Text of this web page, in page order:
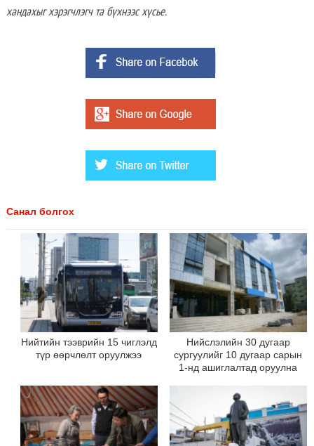
хандахыг хэрэгчлэгч та бүхнээс хүсье.
Санал болгох
Нийтийн тээврийн 15 чиглэлд
түр өөрчлөлт оруулжээ
Нийслэлийн 30 дугаар
сургуулийг 10 дугаар сарын
1-нд ашиглалтад оруулна